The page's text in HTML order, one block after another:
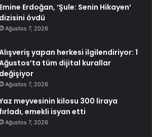
Emine Erdoğan, ‘Şule: Senin Hikayen’
dizisini övdü
Ağustos 7, 2026
yapan herkesi ilgilendiriyor: 1
tüm dijital kurallar
değişiyor
Ağustos 7, 2026
meyvesinin kilosu 300 liraya
fırladı, emekli isyan etti
Ağustos 7, 2026